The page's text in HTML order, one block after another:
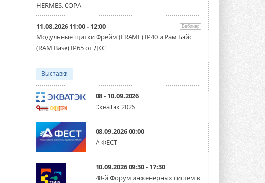
итоги конкурса студенческих
проектов «ТИМ-лидеры 2026»
Новый сезон конкурса «ТИМ-лидеры»
стартует уже в сентябре 2026 года ...
3 АВГУСТА 2026
партнёрство за Уралом
Президент Омского землячества в
Москве Михаил Тимошенко посетил
Омск с трёхдневным рабочим визитом ...
31 ИЮЛЯ 2026
Carrier модернизирует
флагманский чиллер AquaEdge
работающую на хладагенте R1234ze ...
31 ИЮЛЯ 2026
HERMES, COPA
11.08.2026 11:00 - 12:00 Вебинар
Модульные щитки Фрейм (FRAME) IP40 и Рам Бэйс
(RAM Base) IP65 от ДКС
Выставки
08 - 10.09.2026
ЭкваТэк 2026
08.09.2026 00:00
А-ФЕСТ
10.09.2026 09:30 - 17:30
48-й Форум инженерных систем в